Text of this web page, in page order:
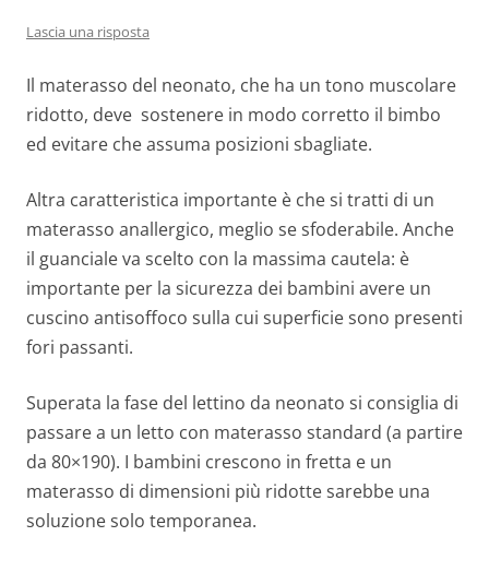
Lascia una risposta
Il materasso del neonato, che ha un tono muscolare
ridotto, deve sostenere in modo corretto il bimbo
ed evitare che assuma posizioni sbagliate.
Altra caratteristica importante è che si tratti di un
materasso anallergico, meglio se sfoderabile. Anche
il guanciale va scelto con la massima cautela: è
importante per la sicurezza dei bambini avere un
cuscino antisoffoco sulla cui superficie sono presenti
fori passanti.
Superata la fase del lettino da neonato si consiglia di
passare a un letto con materasso standard (a partire
da 80×190). I bambini crescono in fretta e un
materasso di dimensioni più ridotte sarebbe una
soluzione solo temporanea.